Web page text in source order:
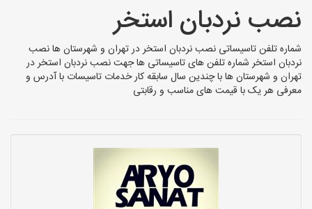
خدمات تاسیسات ساختمان
سایر خدمات
تاسیساتی های شهرها
نصب نردبان استخر
شماره تلفن تاسیساتی نصب نردبان استخر در تهران و شهرستان ها نصب
نردبان استخر شماره تلفن های تاسیساتی ها جهت نصب نردبان استخر در
تهران و شهرستان ها با چندین سال سابقه کار خدمات تاسیسات با آدرس و
معرفی هر یک با قیمت های مناسب و رقابتی